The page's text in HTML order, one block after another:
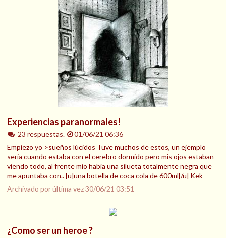
Experiencias paranormales!
23 respuestas.
01/06/21 06:36
Empiezo yo >sueños lúcidos Tuve muchos de estos, un ejemplo
seria cuando estaba con el cerebro dormido pero mis ojos estaban
viendo todo, al frente mio había una silueta totalmente negra que
me apuntaba con.. [u]una botella de coca cola de 600ml[/u] Kek
Archivado por última vez30/06/21 03:51
¿Como ser un heroe ?